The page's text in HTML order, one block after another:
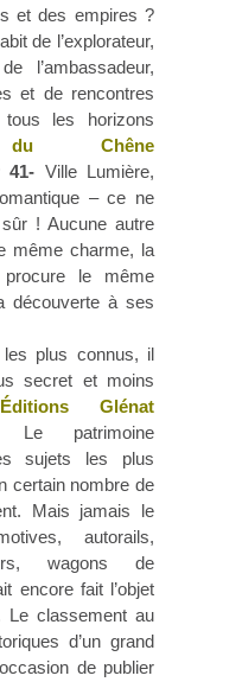
et des empires ?
de l’explorateur,
l’ambassadeur,
et de rencontres
les horizons
du Chêne
41- Ville Lumière,
– ce ne
! Aucune autre
même charme, la
le même
découverte à ses
plus connus, il
secret et moins
Éditions Glénat
Le patrimoine
sujets les plus
certain nombre de
Mais jamais le
autorails,
wagons de
encore fait l’objet
Le classement au
d’un grand
de publier